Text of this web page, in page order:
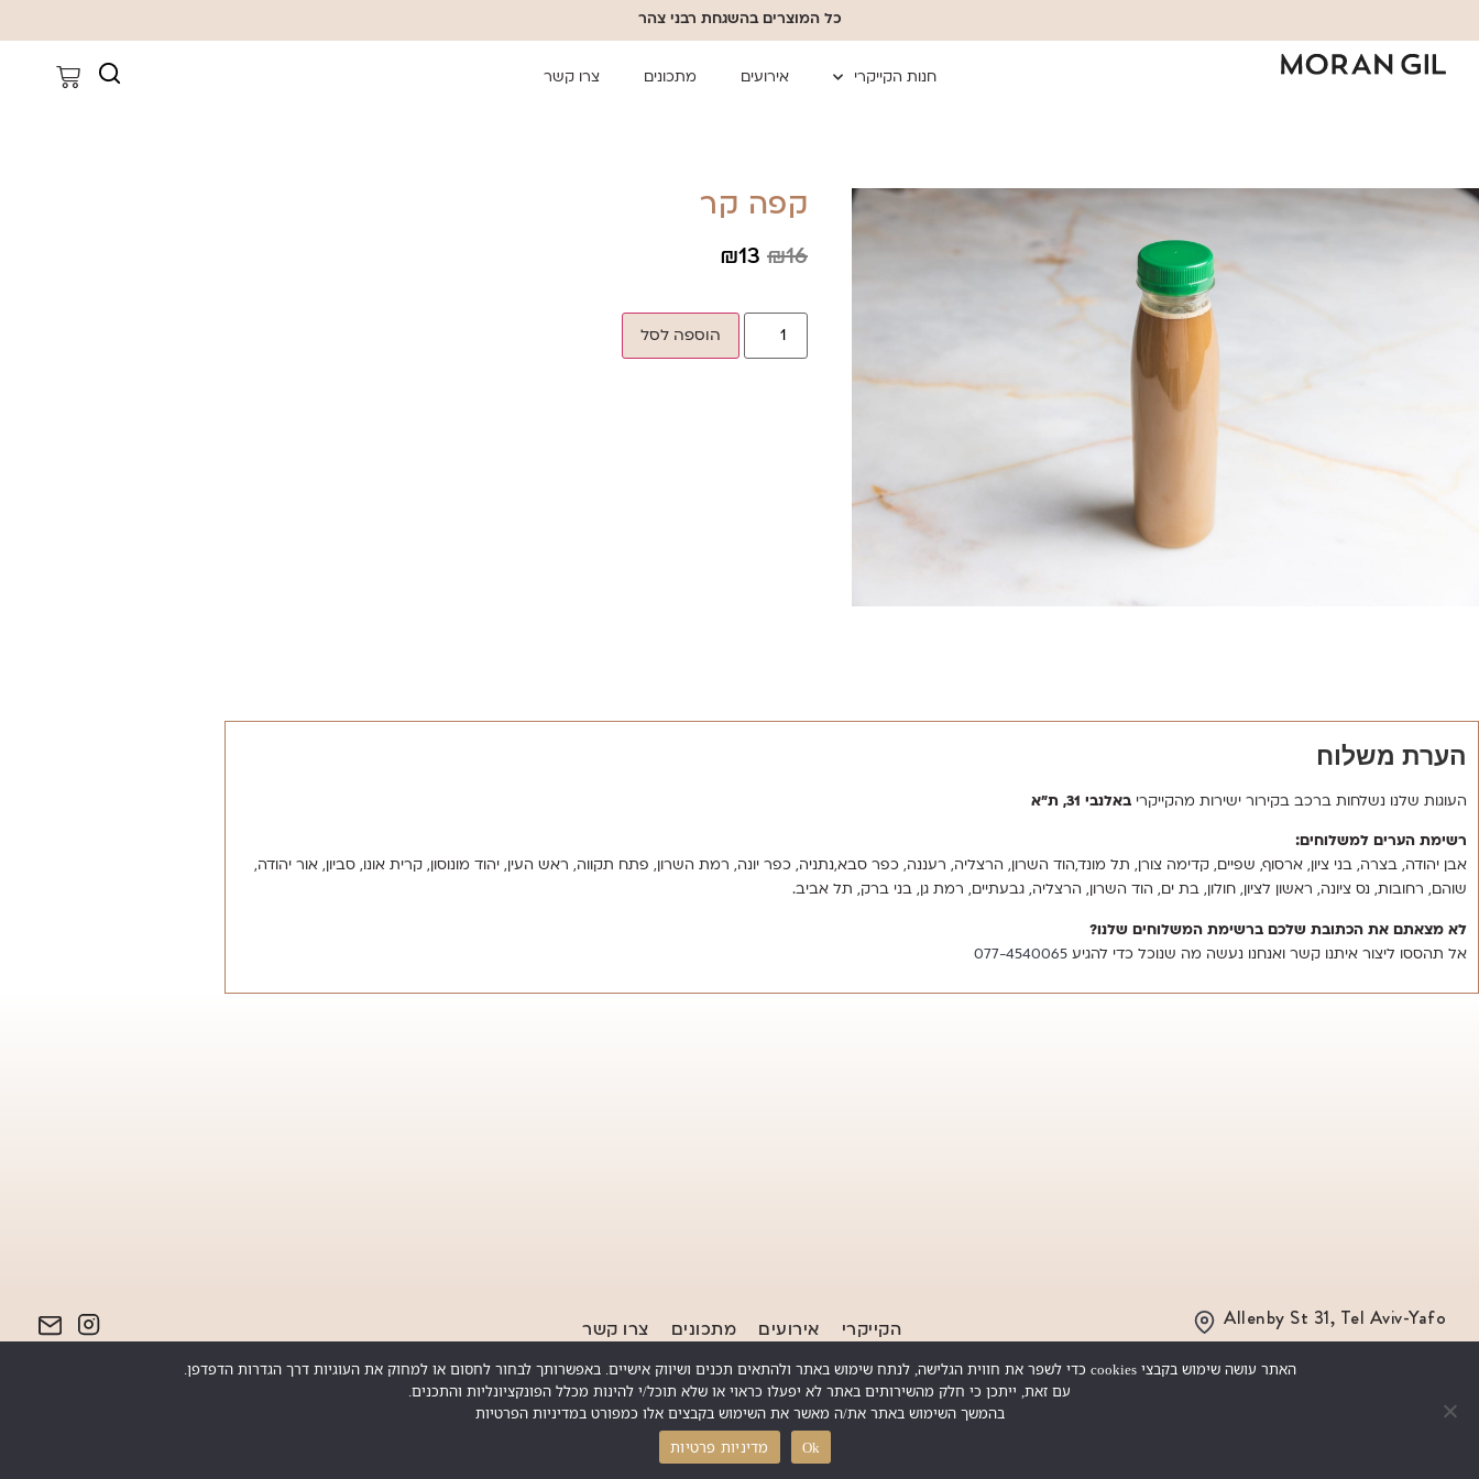
כל המוצרים בהשגחת רבני צהר
חנות הקייקרי אירועים מתכונים צרו קשר
קפה קר
₪16
₪13
הוספה לסל
הערת משלוח
העוגות שלנו נשלחות ברכב בקירור ישירות מהקייקרי באלנבי 31, ת”א
רשימת הערים למשלוחים:
אבן יהודה, בצרה, בני ציון, ארסוף, שפיים, קדימה צורן, תל מונד,הוד השרון, הרצליה, רעננה, כפר סבא,נתניה, כפר יונה, רמת השרון, פתח תקווה, ראש העין, יהוד מונוסון, קרית אונו, סביון, אור יהודה,
שוהם, רחובות, נס ציונה, ראשון לציון, חולון, בת ים, הוד השרון, הרצליה, גבעתיים, רמת גן, בני ברק, תל אביב.
לא מצאתם את הכתובת שלכם ברשימת המשלוחים שלנו?
אל תהססו ליצור איתנו קשר ואנחנו נעשה מה שנוכל כדי להגיע ‭077-4540065‬
Allenby St 31, Tel Aviv-Yafo הקייקרי אירועים מתכונים צרו קשר
מדיניות פרטיות|הצהרת נגישות
Copyright © 2026 Moran Gil. All rights reserved
האתר עושה שימוש בקבצי cookies כדי לשפר את חווית הגלישה, לנתח שימוש באתר ולהתאים תכנים ושיווק אישיים. באפשרותך לבחור לחסום או למחוק את העוגיות דרך הגדרות הדפדפן.
עם זאת, ייתכן כי חלק מהשירותים באתר לא יפעלו כראוי או שלא תוכל/י להינות מכלל הפונקציונליות והתכנים.
בהמשך השימוש באתר את/ה מאשר את השימוש בקבצים אלו כמפורט במדיניות הפרטיות
Ok
מדיניות פרטיות